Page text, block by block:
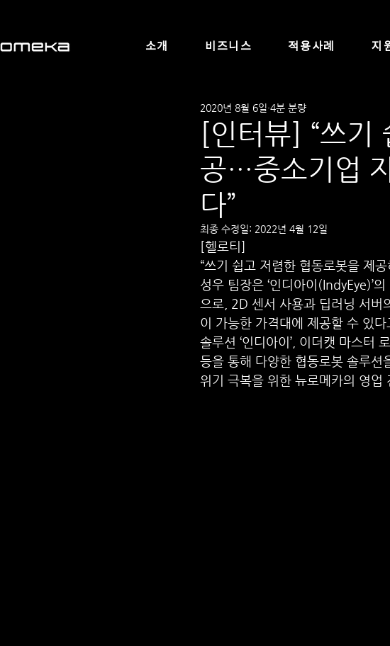
소개 비즈니스 적용사례 지
[인터뷰] “쓰기
공…중소기업
다”
2020년 8월 6일 4분 분량
최종 수정일: 2022년 4월 12일
[헬로티]
“쓰기 쉽고 저렴한 협동로봇을 제
성우 팀장은 ‘인디아이(IndyEye)’
으로, 2D 센서 사용과 딥러닝 서버
이 가능한 가격대에 제공할 수 있다
솔루션 ‘인디아이’, 이더캣 마스터
등을 통해 다양한 협동로봇 솔루션
위기 극복을 위한 뉴로메카의 영업